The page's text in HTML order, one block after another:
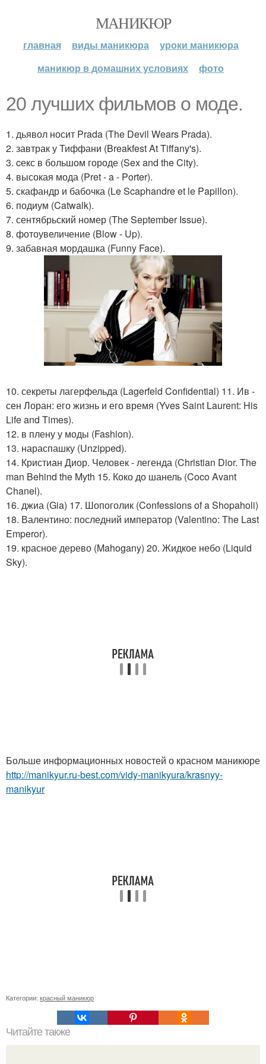
МАНИКЮР
главная виды маникюра
уроки маникюра
маникюр в домашних условиях
фото
20 лучших фильмов о моде.
1. дьявол носит Prada (The Devil Wears Prada).
2. завтрак у Тиффани (Breakfest At Tiffany's).
3. cекс в большом городе (Sex and the City).
4. высокая мода (Pret - a - Porter).
5. скафандр и бабочка (Le Scaphandre et le Papillon).
6. подиум (Catwalk).
7. сентябрьский номер (The September Issue).
8. фотоувеличение (Blow - Up).
9. забавная мордашка (Funny Face).
10. секреты лагерфельда (Lagerfeld Confidential) 11. Ив -
сен Лоран: его жизнь и его время (Yves Saint Laurent: His
Life and Times).
12. в плену у моды (Fashion).
13. нараспашку (Unzipped).
14. Кристиан Диор. Человек - легенда (Christian Dior. The
man Behind the Myth 15. Коко до шанель (Coco Avant
Chanel).
16. джиа (Gia) 17. Шопоголик (Confessions of a Shopaholi)
18. Валентино: последний император (Valentino: The Last
Emperor).
19. красное дерево (Mahogany) 20. Жидкое небо (Liquid
Sky).
Больше информационных новостей о красном маникюре
http://manikyur.ru-best.com/vidy-manikyura/krasnyy-
manikyur
Категории: красный маникюр
Читайте также